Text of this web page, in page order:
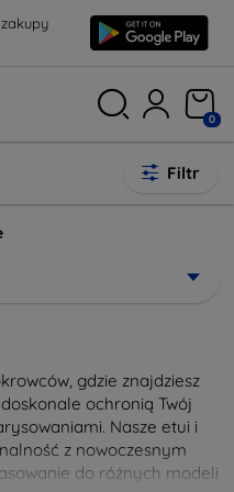
0
Filtr
gdzie znajdziesz
ochronią Twój
Nasze etui i
z nowoczesnym
do różnych modeli